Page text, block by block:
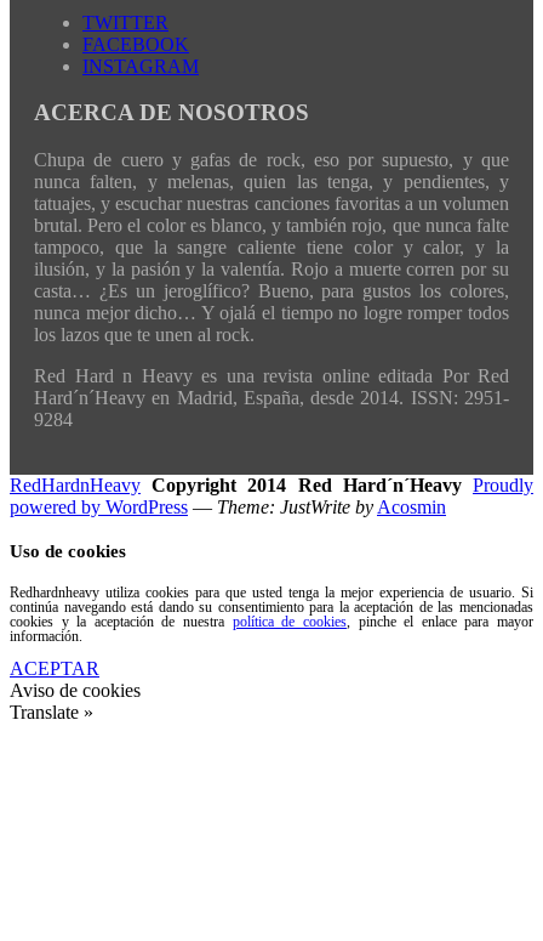
TWITTER
FACEBOOK
INSTAGRAM
ACERCA DE NOSOTROS
Chupa de cuero y gafas de rock, eso por supuesto, y que
nunca falten, y melenas, quien las tenga, y pendientes, y
tatuajes, y escuchar nuestras canciones favoritas a un volumen
brutal. Pero el color es blanco, y también rojo, que nunca falte
tampoco, que la sangre caliente tiene color y calor, y la
ilusión, y la pasión y la valentía. Rojo a muerte corren por su
casta… ¿Es un jeroglífico? Bueno, para gustos los colores,
nunca mejor dicho… Y ojalá el tiempo no logre romper todos
los lazos que te unen al rock.
Red Hard n Heavy es una revista online editada Por Red
Hard´n´Heavy en Madrid, España, desde 2014. ISSN: 2951-
9284
RedHardnHeavy Copyright 2014 Red Hard´n´Heavy Proudly
powered by WordPress — Theme: JustWrite by Acosmin
Uso de cookies
Redhardnheavy utiliza cookies para que usted tenga la mejor experiencia de usuario. Si
continúa navegando está dando su consentimiento para la aceptación de las mencionadas
cookies y la aceptación de nuestra política de cookies, pinche el enlace para mayor
información.
ACEPTAR
Aviso de cookies
Translate »